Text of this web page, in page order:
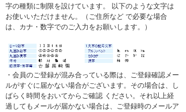
字の種類に制限を設けています。 以下のような文字は
お使いいただけません。（ご住所など で必要な場合
は、カナ・数字でのご入力をお願いします。）
・会員のご登録が混み合っている際は、ご登録確認メー
ルがすぐに届かない場合がございます。その場合は、し
ばらく時間をおいてからご確認 ください。それ以上経
過してもメールが届かない場合は、ご登録時のメールア